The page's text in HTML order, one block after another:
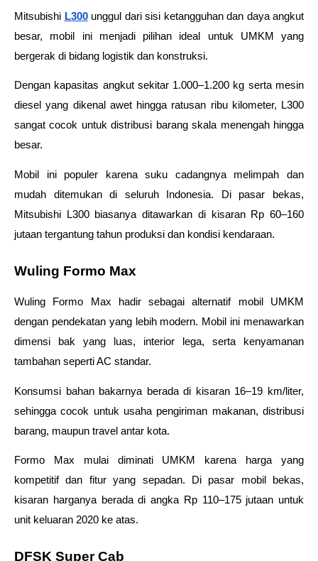
Mitsubishi L300 unggul dari sisi ketangguhan dan daya angkut
besar, mobil ini menjadi pilihan ideal untuk UMKM yang
bergerak di bidang logistik dan konstruksi.
Dengan kapasitas angkut sekitar 1.000–1.200 kg serta mesin
diesel yang dikenal awet hingga ratusan ribu kilometer, L300
sangat cocok untuk distribusi barang skala menengah hingga
besar.
Mobil ini populer karena suku cadangnya melimpah dan
mudah ditemukan di seluruh Indonesia. Di pasar bekas,
Mitsubishi L300 biasanya ditawarkan di kisaran Rp 60–160
jutaan tergantung tahun produksi dan kondisi kendaraan.
Wuling Formo Max
Wuling Formo Max hadir sebagai alternatif mobil UMKM
dengan pendekatan yang lebih modern. Mobil ini menawarkan
dimensi bak yang luas, interior lega, serta kenyamanan
tambahan seperti AC standar.
Konsumsi bahan bakarnya berada di kisaran 16–19 km/liter,
sehingga cocok untuk usaha pengiriman makanan, distribusi
barang, maupun travel antar kota.
Formo Max mulai diminati UMKM karena harga yang
kompetitif dan fitur yang sepadan. Di pasar mobil bekas,
kisaran harganya berada di angka Rp 110–175 jutaan untuk
unit keluaran 2020 ke atas.
DFSK Super Cab